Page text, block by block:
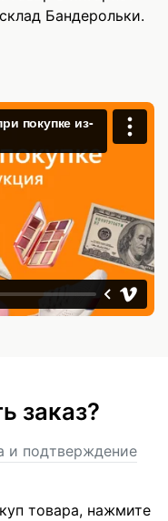
Бандерольки.
заказ?
и подтверждение
товара, нажмите